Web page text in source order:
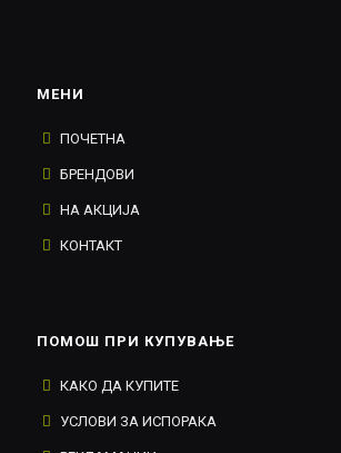
МЕНИ
ПОЧЕТНА
БРЕНДОВИ
НА АКЦИЈА
КОНТАКТ
ПОМОШ ПРИ КУПУВАЊЕ
КАКО ДА КУПИТЕ
УСЛОВИ ЗА ИСПОРАКА